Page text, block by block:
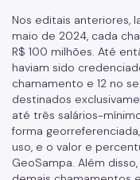
Nos editais anteriores,
maio de 2024, cada
R$ 100 milhões. Até
haviam sido
chamamento e 12 no
destinados
até três salários-
forma
uso, e o valor e
GeoSampa. Além